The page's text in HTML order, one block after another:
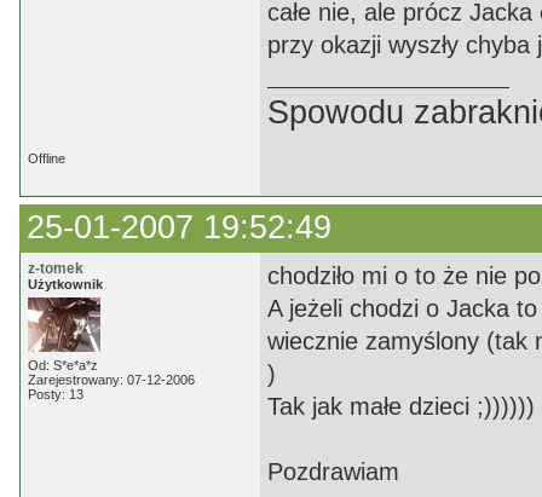
całe nie, ale prócz
przy okazji wyszły
Spowodu
Offline
25-01-2007 19:52:49
z-tomek
Użytkownik
Od: S*e*a*z
Zarejestrowany: 07-12-2006
Posty: 13
chodziło mi o to że nie
A jeżeli chodzi o Jacka
wiecznie zamyślony (tak
)
Tak jak małe dzieci ;))))))
Pozdrawiam